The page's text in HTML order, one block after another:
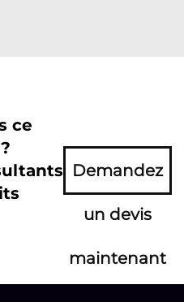
ce
Demandez
un devis
maintenant